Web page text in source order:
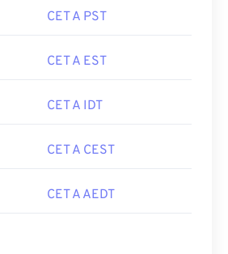
CET A PST
CET A EST
CET A IDT
CET A CEST
CET A AEDT